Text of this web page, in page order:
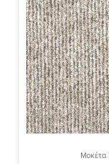
Μοκέτα